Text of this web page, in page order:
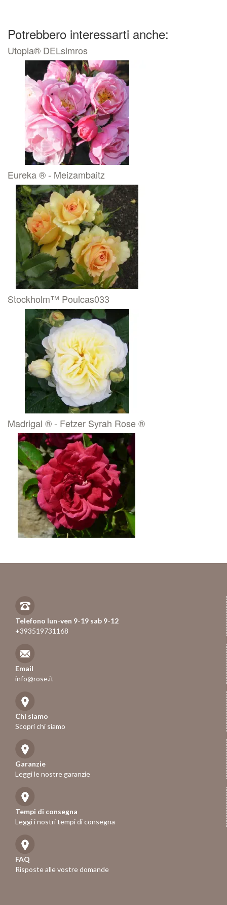
Potrebbero interessarti anche:
Utopia® DELsimros
Eureka ® - Meizambaitz
Stockholm™ Poulcas033
Madrigal ® - Fetzer Syrah Rose ®
Telefono lun-ven 9-19 sab 9-12
+393519731168
Email
info@rose.it
Chi siamo
Scopri chi siamo
Garanzie
Leggi le nostre garanzie
Tempi di consegna
Leggi i nostri tempi di consegna
FAQ
Risposte alle vostre domande